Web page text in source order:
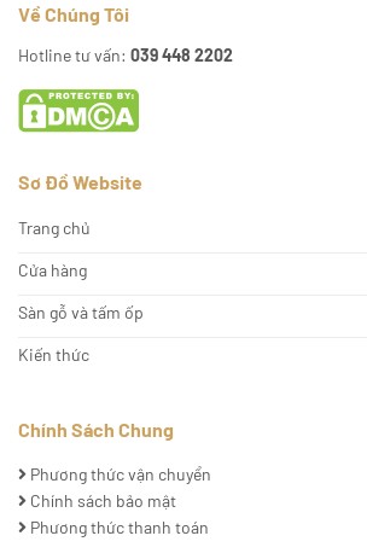
Về Chúng Tôi
Hotline tư vấn: 039 448 2202
Sơ Đồ Website
Trang chủ
Cửa hàng
Sàn gỗ và tấm ốp
Kiến thức
Chính Sách Chung
Phương thức vận chuyển
Chính sách bảo mật
Phương thức thanh toán